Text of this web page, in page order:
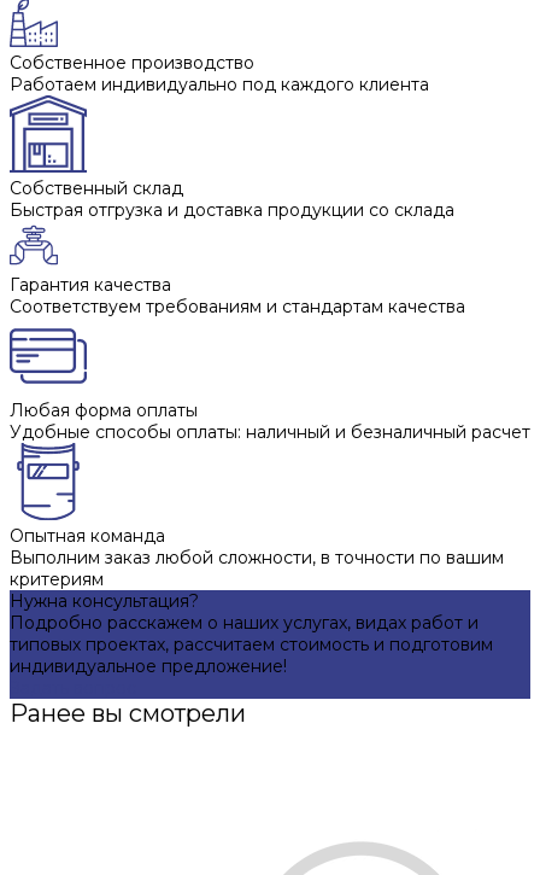
Собственное производство
Работаем индивидуально под каждого клиента
Собственный склад
Быстрая отгрузка и доставка продукции со склада
Гарантия качества
Соответствуем требованиям и стандартам качества
Любая форма оплаты
Удобные способы оплаты: наличный и безналичный расчет
Опытная команда
Выполним заказ любой сложности, в точности по вашим
критериям
Нужна консультация?
Подробно расскажем о наших услугах, видах работ и
типовых проектах, рассчитаем стоимость и подготовим
индивидуальное предложение!
Ранее вы смотрели